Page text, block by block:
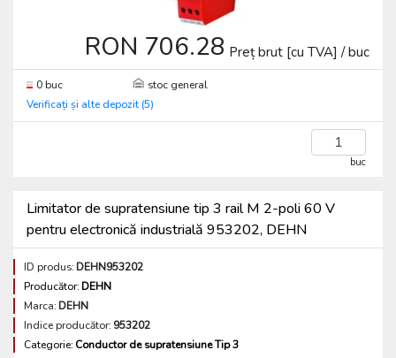
RON 706.28 Preț brut [cu TVA] / buc
0 buc
stoc general
Verificați și alte depozit (5)
buc
Limitator de supratensiune tip 3 rail M 2-poli 60 V
pentru electronică industrială 953202, DEHN
ID produs:DEHN953202
Producător:DEHN
Marca:DEHN
Indice producător: 953202
Categorie: Conductor de supratensiune Tip 3